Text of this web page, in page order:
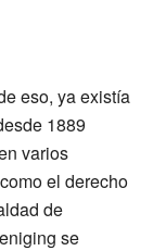
eso, ya existía
1889
varios
el derecho
de
se